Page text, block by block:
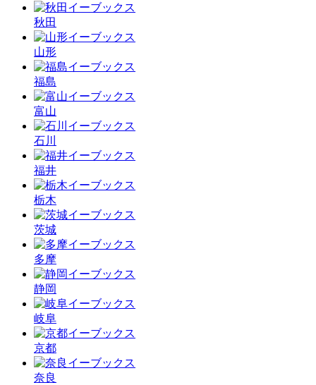
秋田
山形
福島
富山
石川
福井
栃木
茨城
多摩
静岡
岐阜
京都
奈良